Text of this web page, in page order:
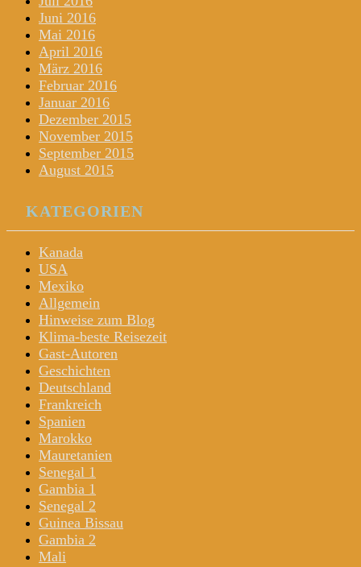
Juni 2016
Mai 2016
April 2016
März 2016
Februar 2016
Januar 2016
Dezember 2015
November 2015
September 2015
August 2015
KATEGORIEN
Kanada
USA
Mexiko
Allgemein
Hinweise zum Blog
Klima-beste Reisezeit
Gast-Autoren
Geschichten
Deutschland
Frankreich
Spanien
Marokko
Mauretanien
Senegal 1
Gambia 1
Senegal 2
Guinea Bissau
Gambia 2
Mali